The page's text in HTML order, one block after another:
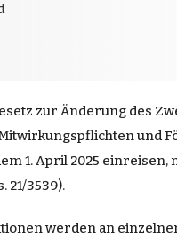
zur Änderung des
und
1. April 2025
21/3539).
werden an